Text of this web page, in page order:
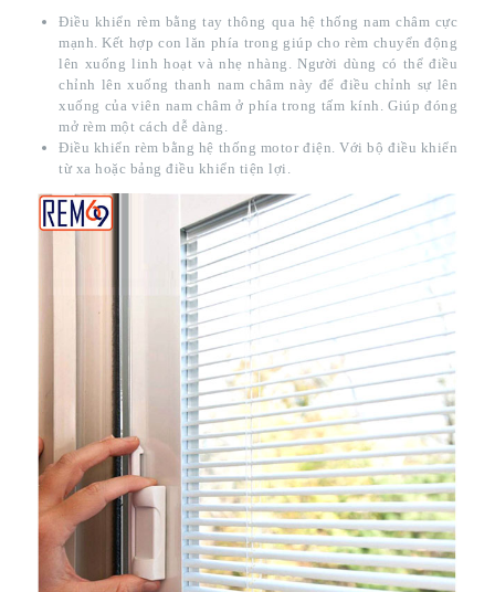
Điều khiển rèm bằng tay thông qua hệ thống nam châm cực
mạnh. Kết hợp con lăn phía trong giúp cho rèm chuyển động
lên xuống linh hoạt và nhẹ nhàng. Người dùng có thể điều
chỉnh lên xuống thanh nam châm này để điều chỉnh sự lên
xuống của viên nam châm ở phía trong tấm kính. Giúp đóng
mở rèm một cách dễ dàng.
Điều khiển rèm bằng hệ thống motor điện. Với bộ điều khiển
từ xa hoặc bảng điều khiển tiện lợi.